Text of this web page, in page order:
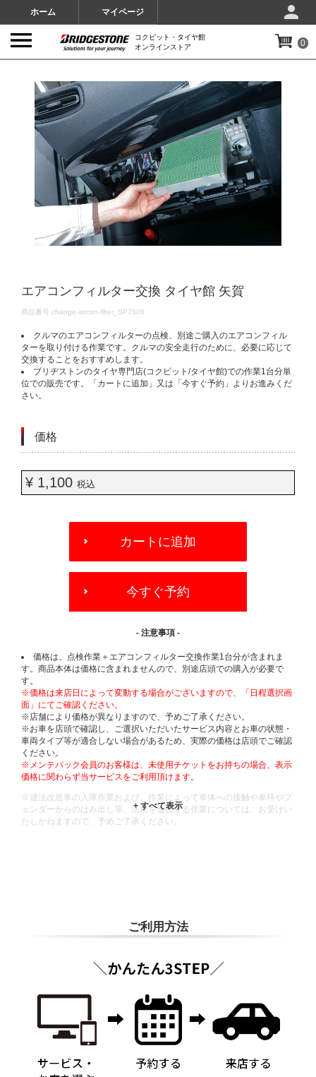
ホーム マイページ
コクピット・タイヤ館
オンラインストア
0
エアコンフィルター交換 タイヤ館 矢賀
DETAILS
商品番号 change-aircon-filter_SP7506
クルマのエアコンフィルターの点検、別途ご購入のエアコンフィル
ターを取り付ける作業です。クルマの安全走行のために、必要に応じて
交換することをおすすめします。
ブリヂストンのタイヤ専門店(コクピット/タイヤ館)での作業1台分単
位での販売です。「カートに追加」又は「今すぐ予約」よりお進みくだ
さい。
価格
¥ 1,100 税込
OPTIONS
カートに追加
今すぐ予約
- 注意事項 -
価格は、点検作業＋エアコンフィルター交換作業1台分が含まれま
す。商品本体は価格に含まれませんので、別途店頭での購入が必要で
す。
※価格は来店日によって変動する場合がございますので、「日程選択画
面」にてご確認ください。
※店舗により価格が異なりますので、予めご了承ください。
※お車を店頭で確認し、ご選択いただいたサービス内容とお車の状態・
車両タイプ等が適合しない場合があるため、実際の価格は店頭でご確認
ください。
※メンテパック会員のお客様は、未使用チケットをお持ちの場合、表示
価格に関わらず当サービスをご利用頂けます。
※違法改造車の入庫作業および、作業によって車体への接触や車枠やフ
ェンダーからのはみ出し等、法規を逸脱する作業については、お受けい
たしかねますので、予めご了承ください。
ご利用方法